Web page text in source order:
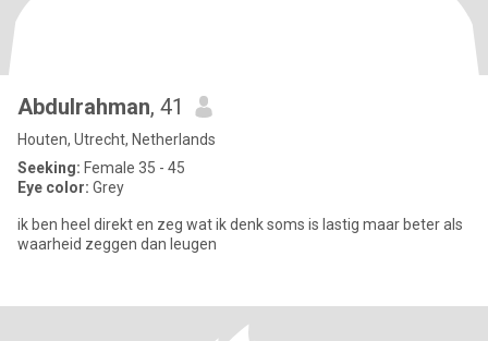
Abdulrahman, 41
Houten, Utrecht, Netherlands
Seeking: Female 35 - 45
Eye color: Grey
ik ben heel direkt en zeg wat ik denk soms is lastig maar beter als
waarheid zeggen dan leugen